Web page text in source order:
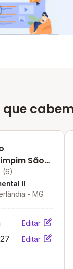
que
São
Unidade Ii
(6)
II
- MG
Editar
Editar